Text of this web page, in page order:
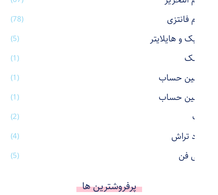
لوازم فانتزی (78)
ماژیک و هایلایتر (5)
ماسک (1)
ماشین حساب (1)
ماشین حساب (1)
ماگ (2)
مداد تراش (4)
مینی فن (5)
پرفروشترین ها